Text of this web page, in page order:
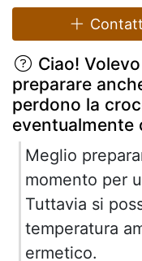
Ciao!
preparare
perdono la
eventualmente
Meglio
momento per
Tuttavia si
temperatura
ermetico.